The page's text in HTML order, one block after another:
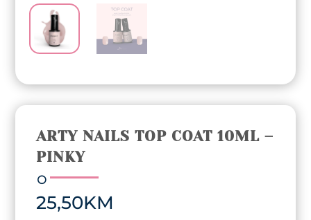
ARTY NAILS TOP COAT 10ML –
PINKY
25,50KM